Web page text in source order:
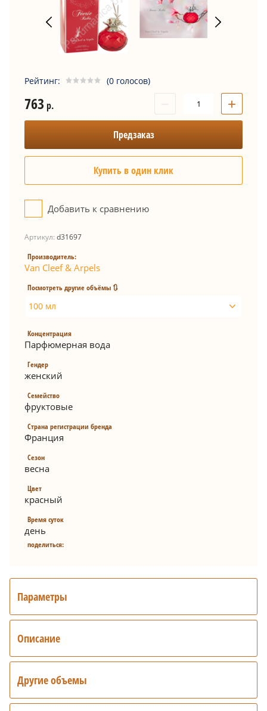
Рейтинг: (0 голосов)
763 р. +
Предзаказ
Купить в один клик
Добавить к сравнению
Артикул: d31697
Производитель:
Van Cleef & Arpels
Посмотреть другие объёмы 🔃
100 мл
Концентрация
Парфюмерная вода
Гендер
женский
Семейство
фруктовые
Страна регистрации бренда
Франция
Сезон
весна
Цвет
красный
Время суток
день
поделиться:
Параметры
Описание
Другие объемы